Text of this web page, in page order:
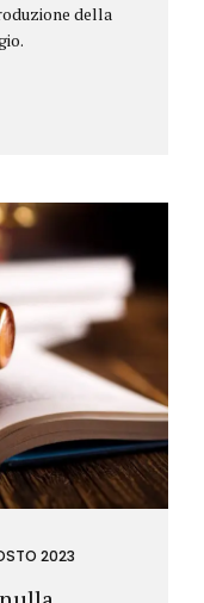
della
2023